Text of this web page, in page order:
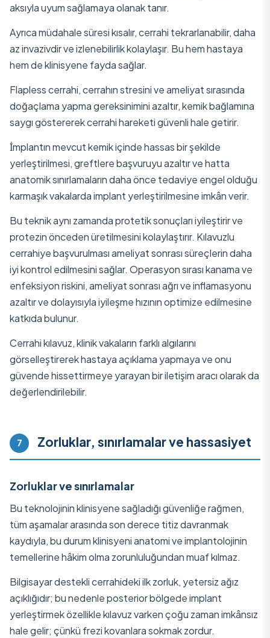
aksıyla uyum sağlamaya olanak tanır.
Ayrıca müdahale süresi kısalır, cerrahi tekrarlanabilir, daha
az invazivdir ve izlenebilirlik kolaylaşır. Bu hem hastaya
hem de klinisyene fayda sağlar.
Flapless cerrahi, cerrahın stresini ve ameliyat sırasında
doğaçlama yapma gereksinimini azaltır, kemik bağlamına
saygı göstererek cerrahi hareketi güvenli hale getirir.
İmplantın mevcut kemik içinde hassas bir şekilde
yerleştirilmesi, greftlere başvuruyu azaltır ve hatta
anatomik sınırlamaların daha önce tedaviye engel olduğu
karmaşık vakalarda implant yerleştirilmesine imkân verir.
Bu teknik aynı zamanda protetik sonuçları iyileştirir ve
protezin önceden üretilmesini kolaylaştırır. Kılavuzlu
cerrahiye başvurulması ameliyat sonrası süreçlerin daha
iyi kontrol edilmesini sağlar. Operasyon sırası kanama ve
enfeksiyon riskini, ameliyat sonrası ağrı ve inflamasyonu
azaltır ve dolayısıyla iyileşme hızının optimize edilmesine
katkıda bulunur.
Cerrahi kılavuz, klinik vakaların farklı algılarını
görselleştirerek hastaya açıklama yapmaya ve onu
güvende hissettirmeye yarayan bir iletişim aracı olarak da
değerlendirilebilir.
7 Zorluklar, sınırlamalar ve hassasiyet
Zorluklar ve sınırlamalar
Bu teknolojinin klinisyene sağladığı güvenliğe rağmen,
tüm aşamalar arasında son derece titiz davranmak
kaydıyla, bu durum klinisyeni anatomi ve implantolojinin
temellerine hâkim olma zorunluluğundan muaf kılmaz.
Bilgisayar destekli cerrahideki ilk zorluk, yetersiz ağız
açıklığıdır; bu nedenle posterior bölgede implant
yerleştirmek özellikle kılavuz varken çoğu zaman imkânsız
hale gelir; çünkü frezi kovanlara sokmak zordur.